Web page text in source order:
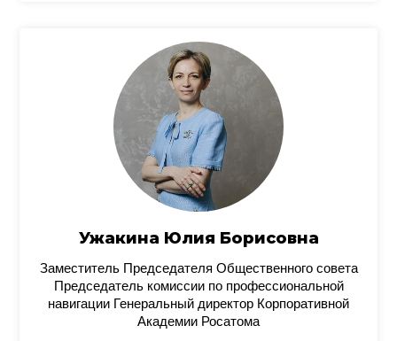
Ужакина Юлия Борисовна
Заместитель Председателя Общественного совета
Председатель комиссии по профессиональной
навигации Генеральный директор Корпоративной
Академии Росатома